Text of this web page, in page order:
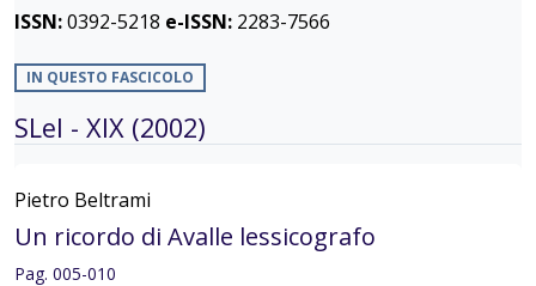
ISSN:0392-5218 e-ISSN: 2283-7566
IN QUESTO FASCICOLO
SLeI - XIX (2002)
Pietro Beltrami
Un ricordo di Avalle lessicografo
Pag. 005-010